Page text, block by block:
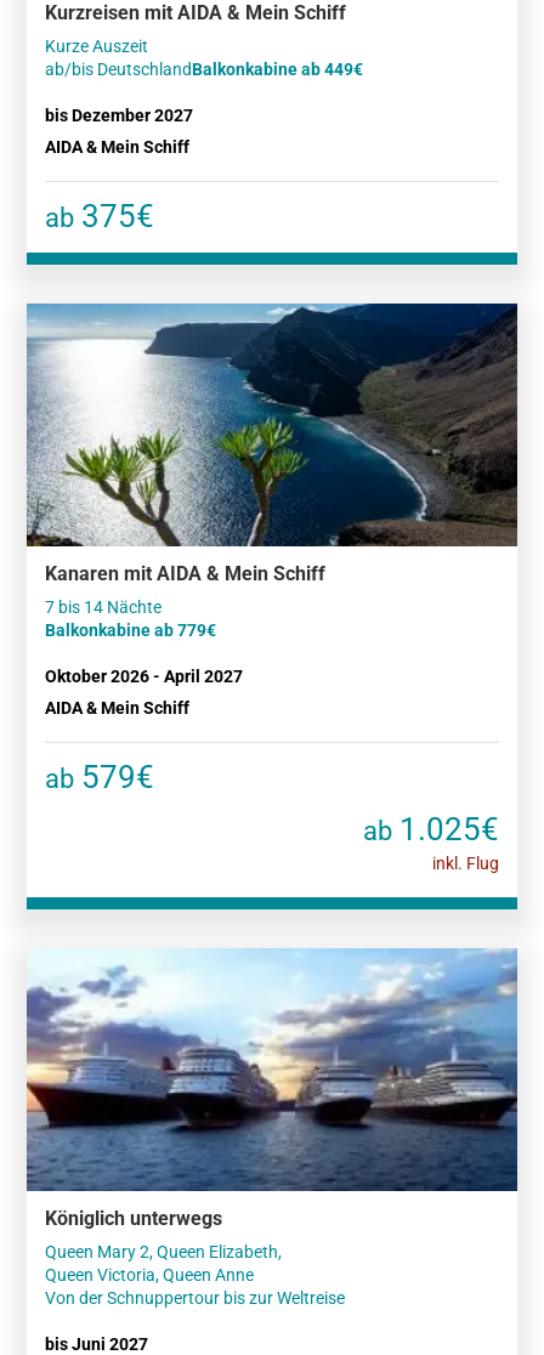
Kurzreisen mit AIDA & Mein Schiff
Kurze Auszeit
ab/bis DeutschlandBalkonkabine ab 449€
bis Dezember 2027
AIDA & Mein Schiff
ab 375€
Kanaren mit AIDA & Mein Schiff
Balkonkabine ab 779€
Oktober 2026 - April 2027
AIDA & Mein Schiff
ab 579€
ab1.025€
inkl. Flug
Königlich unterwegs
Queen Mary 2, Queen Elizabeth,
Queen Victoria, Queen Anne
Von der Schnuppertour bis zur Weltreise
bis Juni 2027